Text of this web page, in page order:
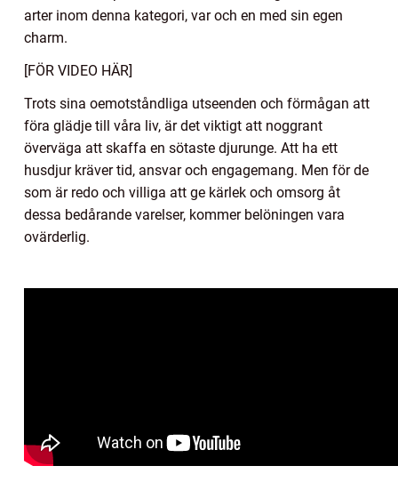
arter inom denna kategori, var och en med sin egen
charm.
[FÖR VIDEO HÄR]
Trots sina oemotståndliga utseenden och förmågan att
föra glädje till våra liv, är det viktigt att noggrant
överväga att skaffa en sötaste djurunge. Att ha ett
husdjur kräver tid, ansvar och engagemang. Men för de
som är redo och villiga att ge kärlek och omsorg åt
dessa bedårande varelser, kommer belöningen vara
ovärderlig.